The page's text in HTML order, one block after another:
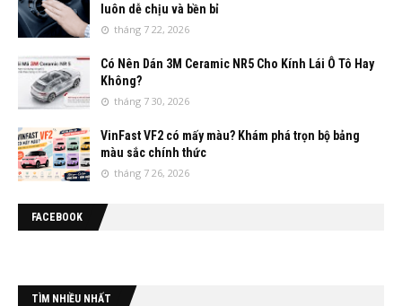
luôn dễ chịu và bền bỉ
tháng 7 22, 2026
Có Nên Dán 3M Ceramic NR5 Cho Kính Lái Ô Tô Hay
Không?
tháng 7 30, 2026
VinFast VF2 có mấy màu? Khám phá trọn bộ bảng
màu sắc chính thức
tháng 7 26, 2026
FACEBOOK
TÌM NHIỀU NHẤT